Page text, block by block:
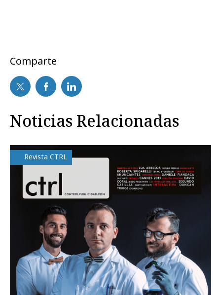
Comparte
Noticias Relacionadas
Revista CTRL